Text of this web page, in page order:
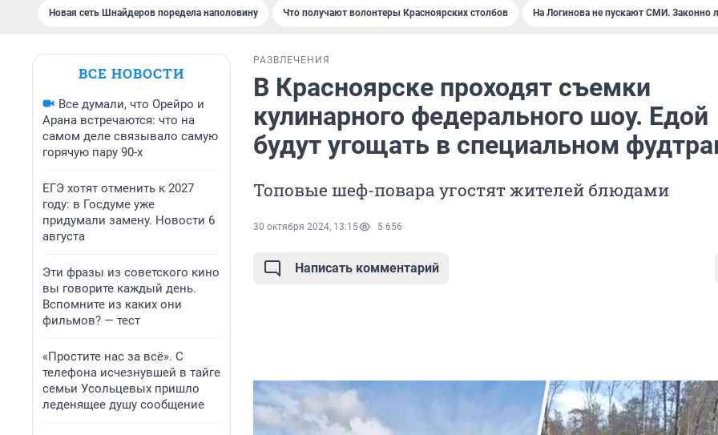
Новая сеть Шнайдеров поредела наполовину Что получают волонтеры Красноярских столбов На Логинова не пускают СМИ. Законно
ВСЕ НОВОСТИ
Все думали, что Орейро и
Арана встречаются: что на
самом деле связывало самую
горячую пару 90-х
ЕГЭ хотят отменить к 2027
году: в Госдуме уже
придумали замену. Новости 6
августа
Эти фразы из советского кино
вы говорите каждый день.
Вспомните из каких они
фильмов? — тест
«Простите нас за всё». С
телефона исчезнувшей в тайге
семьи Усольцевых пришло
леденящее душу сообщение
РАЗВЛЕЧЕНИЯ
В Красноярске проходят съемки
кулинарного федерального шоу. Едой
будут угощать в специальном
Топовые шеф-повара угостят жителей блюдами
30 октября 2024, 13:15 5 656
Написать комментарий